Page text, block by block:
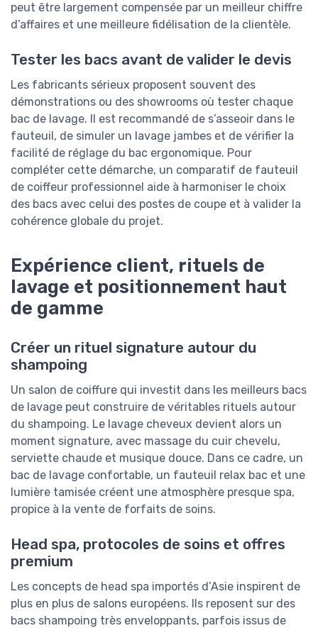
peut être largement compensée par un meilleur chiffre
d’affaires et une meilleure fidélisation de la clientèle.
Tester les bacs avant de valider le devis
Les fabricants sérieux proposent souvent des
démonstrations ou des showrooms où tester chaque
bac de lavage. Il est recommandé de s’asseoir dans le
fauteuil, de simuler un lavage jambes et de vérifier la
facilité de réglage du bac ergonomique. Pour
compléter cette démarche, un comparatif de fauteuil
de coiffeur professionnel aide à harmoniser le choix
des bacs avec celui des postes de coupe et à valider la
cohérence globale du projet.
Expérience client, rituels de
lavage et positionnement haut
de gamme
Créer un rituel signature autour du
shampoing
Un salon de coiffure qui investit dans les meilleurs bacs
de lavage peut construire de véritables rituels autour
du shampoing. Le lavage cheveux devient alors un
moment signature, avec massage du cuir chevelu,
serviette chaude et musique douce. Dans ce cadre, un
bac de lavage confortable, un fauteuil relax bac et une
lumière tamisée créent une atmosphère presque spa,
propice à la vente de forfaits de soins.
Head spa, protocoles de soins et offres
premium
Les concepts de head spa importés d’Asie inspirent de
plus en plus de salons européens. Ils reposent sur des
bacs shampoing très enveloppants, parfois issus de